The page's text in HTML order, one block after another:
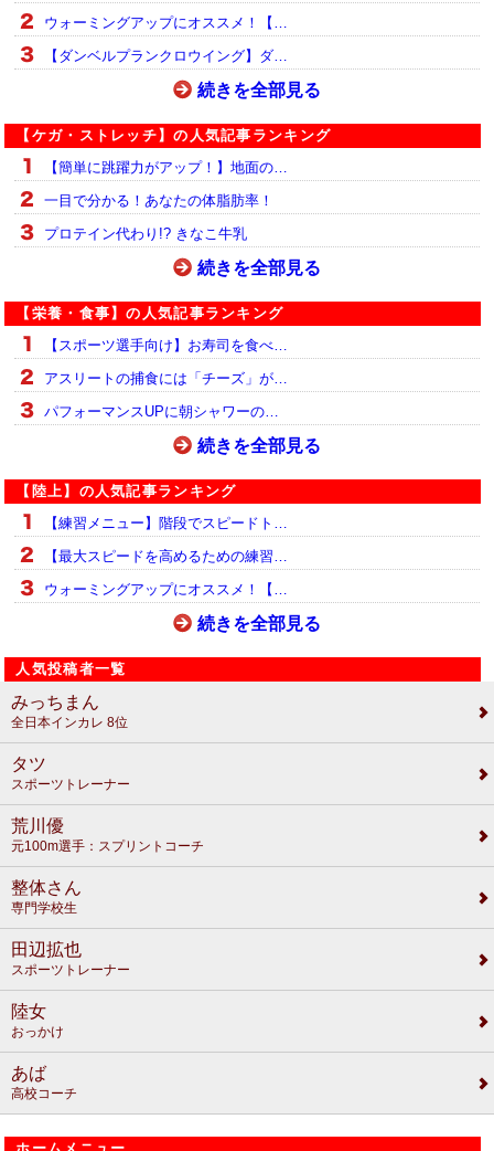
ウォーミングアップにオススメ！【…
【ダンベルプランクロウイング】ダ…
続きを全部見る
【ケガ・ストレッチ】の人気記事ランキング
【簡単に跳躍力がアップ！】地面の…
一目で分かる！あなたの体脂肪率！
プロテイン代わり!? きなこ牛乳
続きを全部見る
【栄養・食事】の人気記事ランキング
【スポーツ選手向け】お寿司を食べ…
アスリートの捕食には「チーズ」が…
パフォーマンスUPに朝シャワーの…
続きを全部見る
【陸上】の人気記事ランキング
【練習メニュー】階段でスピードト…
【最大スピードを高めるための練習…
ウォーミングアップにオススメ！【…
続きを全部見る
人気投稿者一覧
みっちまん
全日本インカレ 8位
タツ
スポーツトレーナー
荒川優
元100m選手：スプリントコーチ
整体さん
専門学校生
田辺拡也
スポーツトレーナー
陸女
おっかけ
あば
高校コーチ